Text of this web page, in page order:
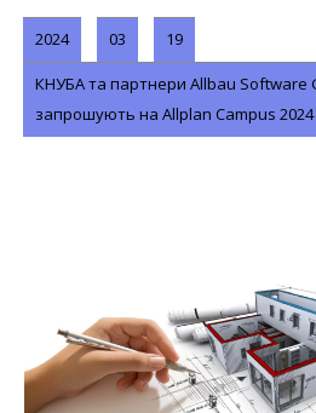
2024 03 19
КНУБА та партнери Allbau Software
запрошують на Allplan Campus 2024